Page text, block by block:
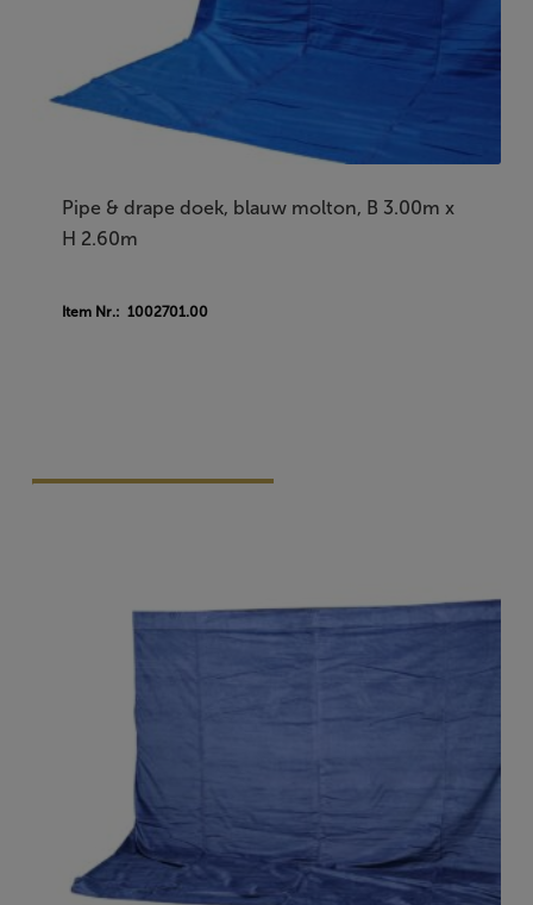
Pipe & drape doek, blauw molton, B 3.00m x
H 2.60m
Item Nr.: 1002701.00